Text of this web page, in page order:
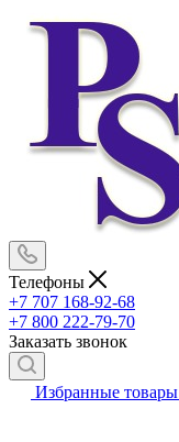
Телефоны
+7 707 168-92-68
+7 800 222-79-70
Заказать звонок
Избранные товары